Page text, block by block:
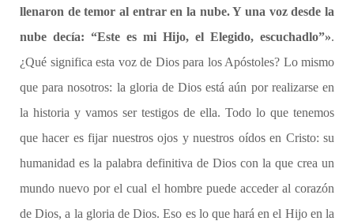
llenaron de temor al entrar en la nube. Y una voz desde la
nube decía: “Este es mi Hijo, el Elegido, escuchadlo”».
¿Qué significa esta voz de Dios para los Apóstoles? Lo mismo
que para nosotros: la gloria de Dios está aún por realizarse en
la historia y vamos ser testigos de ella. Todo lo que tenemos
que hacer es fijar nuestros ojos y nuestros oídos en Cristo: su
humanidad es la palabra definitiva de Dios con la que crea un
mundo nuevo por el cual el hombre puede acceder al corazón
de Dios, a la gloria de Dios. Eso es lo que hará en el Hijo en la